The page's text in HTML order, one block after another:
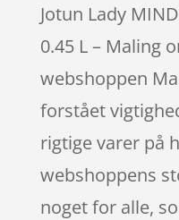
Jotun Lady
0.45 L – Maling
webshoppen
forstået
rigtige varer på
webshoppens
noget for alle,